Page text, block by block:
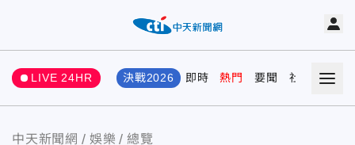
LIVE 24HR 決戰2026 即時 熱門 要聞 社會 娛樂
中天新聞網 娛樂 總覽